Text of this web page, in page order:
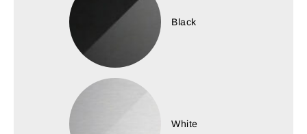
Black
White